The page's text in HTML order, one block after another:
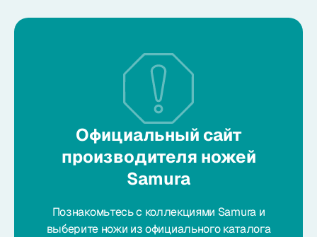
Официальный сайт
производителя ножей
Samura
Познакомьтесь с коллекциями Samura и
выберите ножи из официального каталога